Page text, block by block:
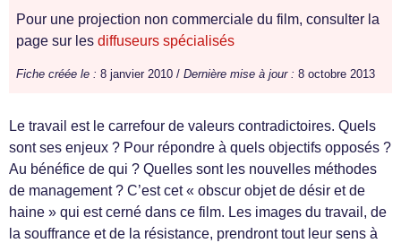
Pour une projection non commerciale du film, consulter la
page sur les diffuseurs spécialisés
Fiche créée le : 8 janvier 2010 / Dernière mise à jour : 8 octobre 2013
Le travail est le carrefour de valeurs contradictoires. Quels
sont ses enjeux ? Pour répondre à quels objectifs opposés ?
Au bénéfice de qui ? Quelles sont les nouvelles méthodes
de management ? C’est cet « obscur objet de désir et de
haine » qui est cerné dans ce film. Les images du travail, de
la souffrance et de la résistance, prendront tout leur sens à